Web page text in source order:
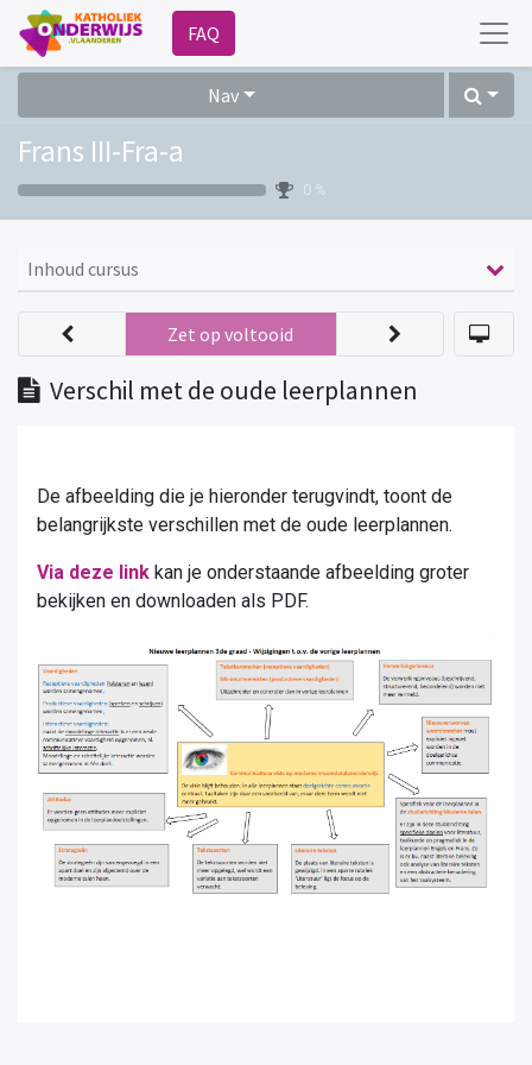
FAQ
Nav
Frans III-Fra-a
0 %
Inhoud cursus
Verschil met de oude leerplannen
Zet op voltooid
De afbeelding die je hieronder terugvindt, toont de
belangrijkste verschillen met de oude leerplannen.
Via deze link kan je onderstaande afbeelding groter
bekijken en downloaden als PDF.